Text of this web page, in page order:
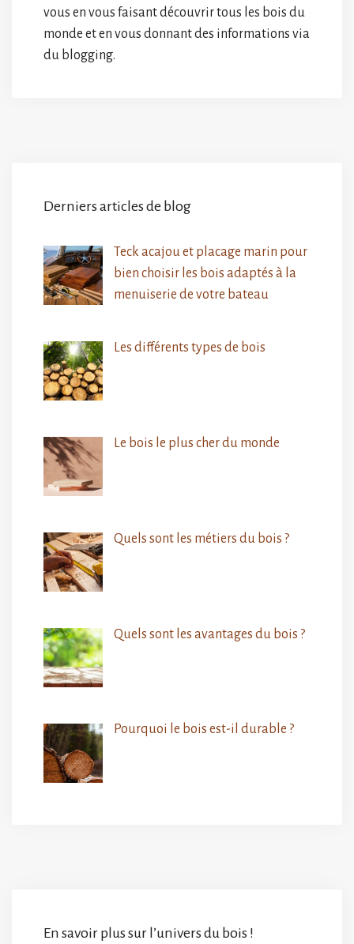
vous en vous faisant découvrir tous les bois du
monde et en vous donnant des informations via
du blogging.
Derniers articles de blog
Teck acajou et placage marin pour
bien choisir les bois adaptés à la
menuiserie de votre bateau
Les différents types de bois
Le bois le plus cher du monde
Quels sont les métiers du bois ?
Quels sont les avantages du bois ?
Pourquoi le bois est-il durable ?
En savoir plus sur l’univers du bois !